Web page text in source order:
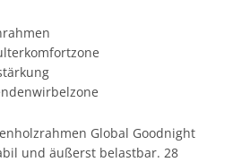
Global Goodnight
und äußerst belastbar. 28